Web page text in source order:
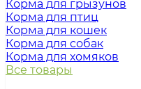
Корма для грызунов
Корма для птиц
Корма для кошек
Корма для собак
Корма для хомяков
Все товары